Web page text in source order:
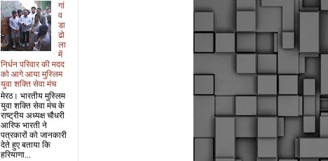
गां
व
डा
ढो
ला
में
निर्धन परिवार की मदद
को आगे आया मुस्लिम
युवा शक्ति सेवा मंच
मेरठ। भारतीय मुस्लिम
युवा शक्ति सेवा मंच के
राष्ट्रीय अध्यक्ष चौधरी
आरिफ भारती ने
पत्रकारों को जानकारी
देते हुए बताया कि
हरियाणा...